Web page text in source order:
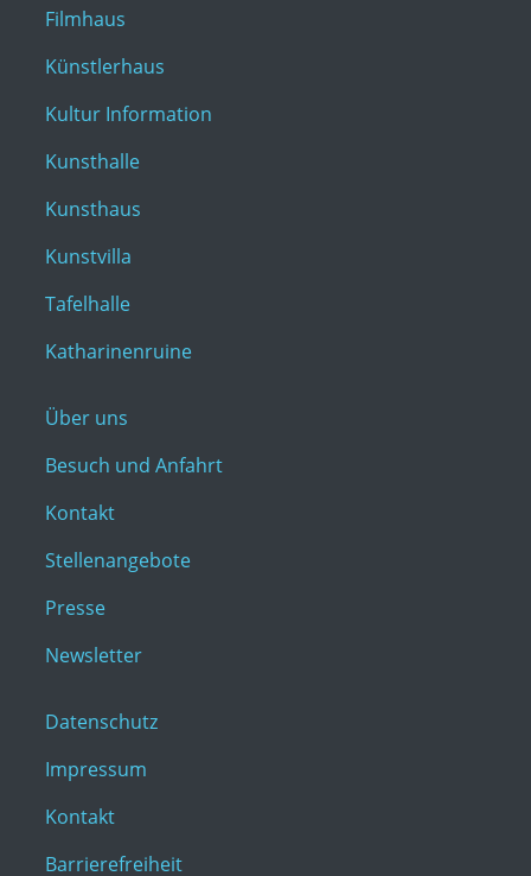
Filmhaus
Künstlerhaus
Kultur Information
Kunsthalle
Kunsthaus
Kunstvilla
Tafelhalle
Katharinenruine
Über uns
Besuch und Anfahrt
Kontakt
Stellenangebote
Presse
Newsletter
Datenschutz
Impressum
Kontakt
Barrierefreiheit